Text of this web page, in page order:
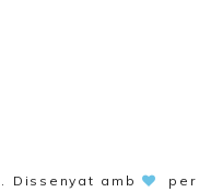
. Dissenyat amb
per